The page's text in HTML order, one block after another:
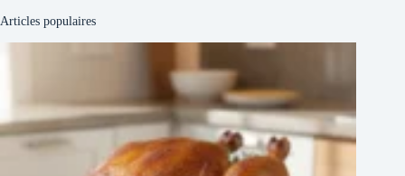
Articles populaires